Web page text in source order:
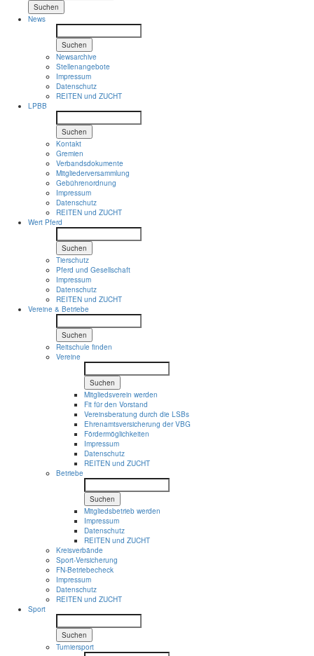
Suchen
News
Suchen
Newsarchive
Stellenangebote
Impressum
Datenschutz
REITEN und ZUCHT
LPBB
Suchen
Kontakt
Gremien
Verbandsdokumente
Mitgliederversammlung
Gebührenordnung
Impressum
Datenschutz
REITEN und ZUCHT
Wert Pferd
Suchen
Tierschutz
Pferd und Gesellschaft
Impressum
Datenschutz
REITEN und ZUCHT
Vereine & Betriebe
Suchen
Reitschule finden
Vereine
Suchen
Mitgliedsverein werden
Fit für den Vorstand
Vereinsberatung durch die LSBs
Ehrenamtsversicherung der VBG
Fördermöglichkeiten
Impressum
Datenschutz
REITEN und ZUCHT
Betriebe
Suchen
Mitgliedsbetrieb werden
Impressum
Datenschutz
REITEN und ZUCHT
Kreisverbände
Sport-Versicherung
FN-Betriebecheck
Impressum
Datenschutz
REITEN und ZUCHT
Sport
Suchen
Turniersport